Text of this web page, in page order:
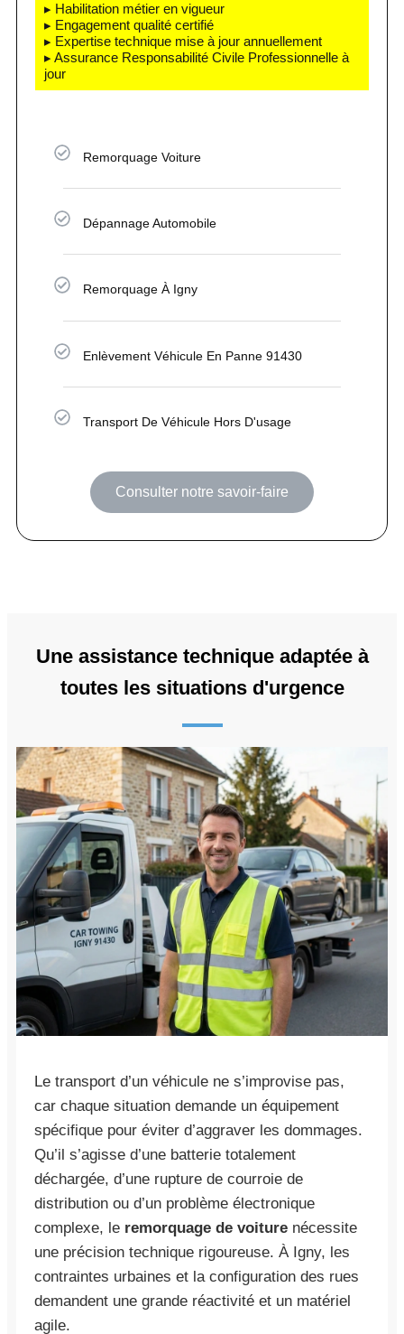
▸ Habilitation métier en vigueur
▸ Engagement qualité certifié
▸ Expertise technique mise à jour annuellement
▸ Assurance Responsabilité Civile Professionnelle à
jour
Remorquage Voiture
Dépannage Automobile
Remorquage À Igny
Enlèvement Véhicule En Panne 91430
Transport De Véhicule Hors D'usage
Consulter notre savoir-faire
Une assistance technique adaptée à
toutes les situations d'urgence
Le transport d’un véhicule ne s’improvise pas,
car chaque situation demande un équipement
spécifique pour éviter d’aggraver les dommages.
Qu’il s’agisse d’une batterie totalement
déchargée, d’une rupture de courroie de
distribution ou d’un problème électronique
complexe, le remorquage de voiture nécessite
une précision technique rigoureuse. À Igny, les
contraintes urbaines et la configuration des rues
demandent une grande réactivité et un matériel
agile.